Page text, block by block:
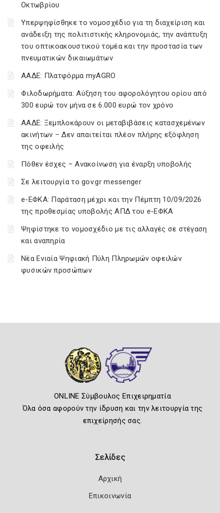
Οκτωβρίου
Υπερψηφίσθηκε το νομοσχέδιο για τη διαχείριση και
ανάδειξη της πολιτιστικής κληρονομιάς, την ανάπτυξη
του οπτικοακουστικού τομέα και την προστασία των
πνευματικών δικαιωμάτων
ΑΑΔΕ: Πλατφόρμα myAGRO
Φιλοδωρήματα: Αύξηση του αφορολόγητου ορίου από
300 ευρώ τον μήνα σε 6.000 ευρώ τον χρόνο
ΑΑΔΕ: Ξεμπλοκάρουν οι μεταβιβάσεις κατασχεμένων
ακινήτων – Δεν απαιτείται πλέον πλήρης εξόφληση
της οφειλής
Πόθεν έσχες – Ανακοίνωση για έναρξη υποβολής
Σε λειτουργία το gov.gr messenger
e-ΕΦΚΑ: Παράταση μέχρι και την Πέμπτη 10/09/2026
της προθεσμίας υποβολής ΑΠΔ του e-ΕΦΚΑ
Ψηφίστηκε το νομοσχέδιο με τις αλλαγές σε στέγαση
και αναπηρία
Νέα Ενιαία Ψηφιακή Πύλη Πληρωμών οφειλών
φυσικών προσώπων
ONLINE Σύμβουλος Επιχειρηματία
Όλα όσα αφορούν την ίδρυση και την λειτουργία της
επιχείρησής σας.
Σελίδες
Αρχική
Επικοινωνία